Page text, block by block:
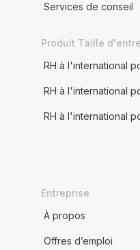
Services de conseil
Produit Taille
RH à l'international
RH à l'international
RH à l'international
Entreprise
À propos
Offres d’emploi